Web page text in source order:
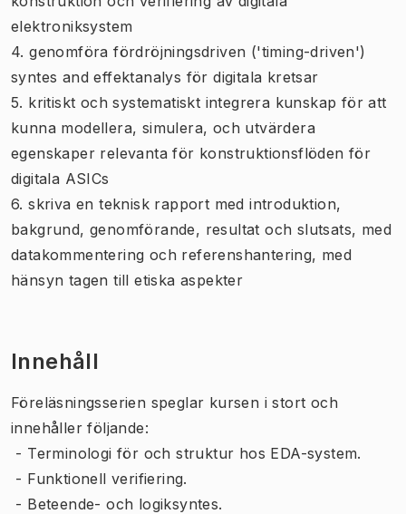
elektroniksystem
4. genomföra fördröjningsdriven ('timing-driven')
syntes and effektanalys för digitala kretsar
5. kritiskt och systematiskt integrera kunskap för att
kunna modellera, simulera, och utvärdera
egenskaper relevanta för konstruktionsflöden för
digitala ASICs
6. skriva en teknisk rapport med introduktion,
bakgrund, genomförande, resultat och slutsats, med
datakommentering och referenshantering, med
hänsyn tagen till etiska aspekter
Innehåll
Föreläsningsserien speglar kursen i stort och
innehåller följande:
- Terminologi för och struktur hos EDA-system.
- Funktionell verifiering.
- Beteende- och logiksyntes.